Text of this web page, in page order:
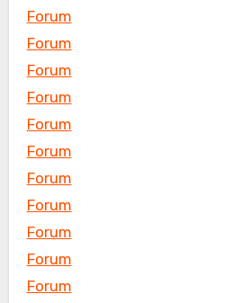
Forum
Forum
Forum
Forum
Forum
Forum
Forum
Forum
Forum
Forum
Forum